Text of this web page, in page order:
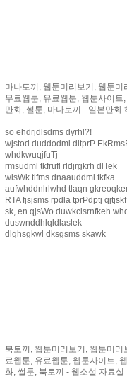
마나토끼, 웹툰미리보기, 웹툰
무료웹툰, 유료웹툰, 웹툰사이
만화, 썰툰, 마나토끼 - 일본만화
so ehdrjdlsdms dyrhl?!
wjstod duddodml dltprP
whdkwuqjfuTj
rmsudml tkfrufl rldjrgkrh dlTek
wlsWk tlfms dnaauddml tkfka
aufwhddnlrlwhd tlaqn
RTA fjsjsms rpdla tprPdptj
sk, en qjsWo duwkclsrnfkeh
duswnddhlqldlaslek
dlghsgkwl dksgsms skawk
북토끼, 웹툰미리보기, 웹툰미
료웹툰, 유료웹툰, 웹툰사이트,
화, 썰툰, 북토끼 - 웹소설 자료실